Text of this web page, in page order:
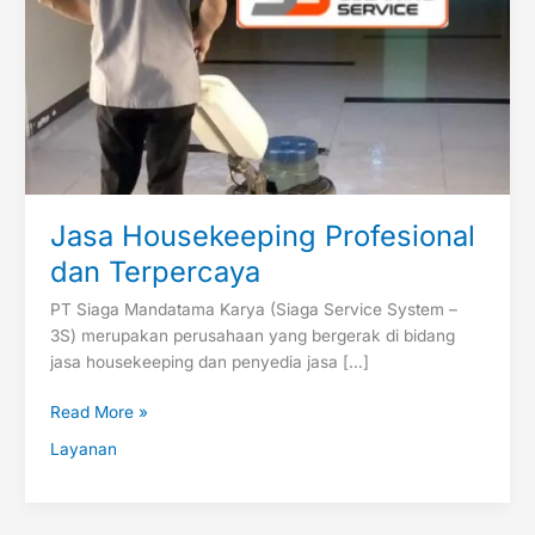
Jasa Housekeeping Profesional
dan Terpercaya
PT Siaga Mandatama Karya (Siaga Service System –
3S) merupakan perusahaan yang bergerak di bidang
jasa housekeeping dan penyedia jasa […]
Read More »
Layanan